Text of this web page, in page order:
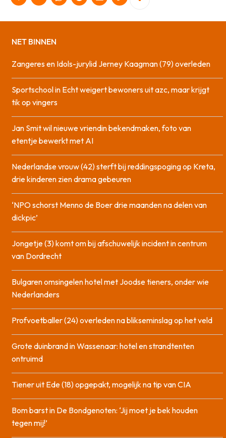
NET BINNEN
Zangeres en Idols-jurylid Jerney Kaagman (79) overleden
Sportschool in Echt weigert bewoners uit azc, maar krijgt
tik op vingers
Jan Smit wil nieuwe vriendin bekendmaken, foto van
etentje bewerkt met AI
Nederlandse vrouw (42) sterft bij reddingspoging op Kreta,
drie kinderen zien drama gebeuren
‘NPO schorst Menno de Boer drie maanden na delen van
dickpic’
Jongetje (3) komt om bij afschuwelijk incident in centrum
van Dordrecht
Bulgaren omsingelen hotel met Joodse tieners, onder wie
Nederlanders
Profvoetballer (24) overleden na blikseminslag op het veld
Grote duinbrand in Wassenaar: hotel en strandtenten
ontruimd
Tiener uit Ede (18) opgepakt, mogelijk na tip van CIA
Bom barst in De Bondgenoten: ‘Jij moet je bek houden
tegen mij!’